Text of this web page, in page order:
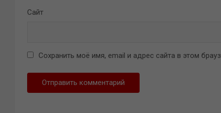
Сайт
Сохранить моё имя, email и адрес сайта в этом